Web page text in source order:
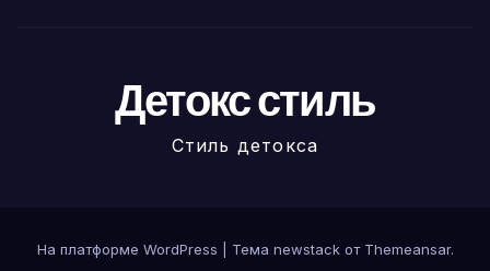
Детокс стиль
Стиль детокса
На платформе WordPress Тема newstack от Themeansar.